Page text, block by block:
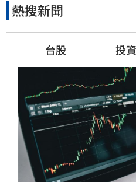
熱搜新聞
台股 投